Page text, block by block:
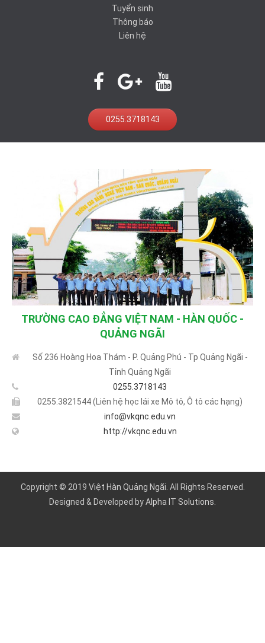
Tuyển sinh
Thông báo
Liên hệ
0255.3718143
TRƯỜNG CAO ĐẲNG VIỆT NAM - HÀN QUỐC -
QUẢNG NGÃI
Số 236 Hoàng Hoa Thám - P. Quảng Phú - Tp Quảng Ngãi -
Tỉnh Quảng Ngãi
0255.3718143
0255.3821544 (Liên hệ học lái xe Mô tô, Ô tô các hạng)
info@vkqnc.edu.vn
http://vkqnc.edu.vn
Copyright © 2019 Việt Hàn Quảng Ngãi . All Rights Reserved.
Designed & Developed byAlpha IT Solutions.